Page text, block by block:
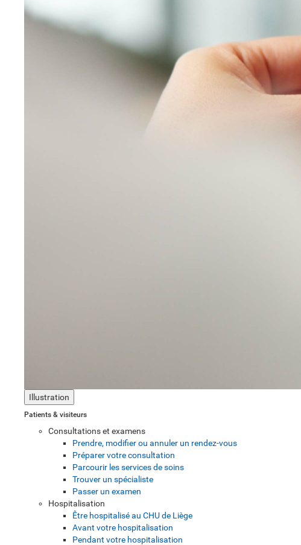
Illustration
Patients & visiteurs
Consultations et examens
Prendre, modifier ou annuler un rendez-vous
Préparer votre consultation
Parcourir les services de soins
Trouver un spécialiste
Passer un examen
Hospitalisation
Être hospitalisé au CHU de Liège
Avant votre hospitalisation
Pendant votre hospitalisation